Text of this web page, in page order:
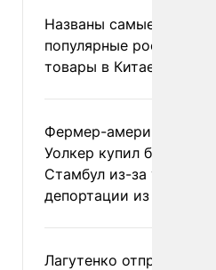
Названы самые
популярные российские
товары в Китае
Фермер-американец
Уолкер купил билет в
Стамбул из-за угрозы
депортации из России
Лагутенко отправился в